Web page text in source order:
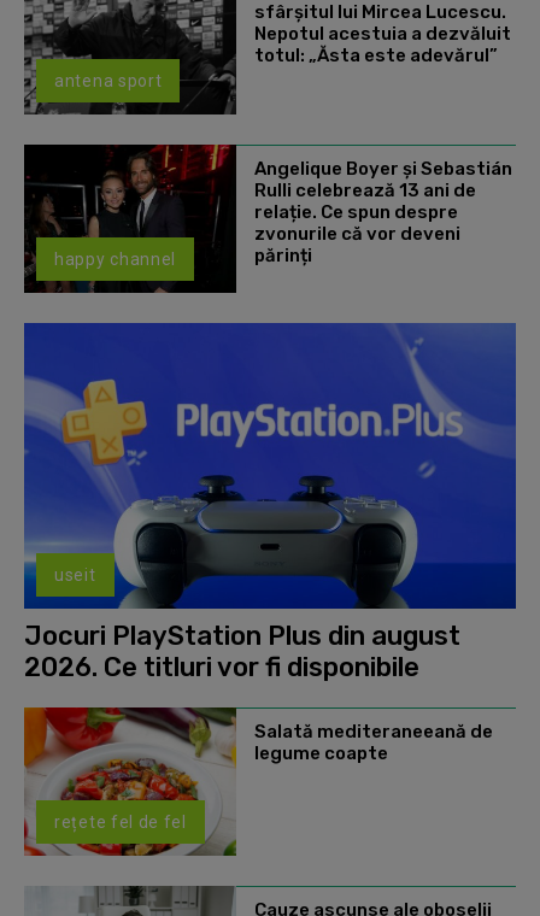
antena sport
sfârșitul lui Mircea Lucescu.
Nepotul acestuia a dezvăluit
totul: „Ăsta este adevărul”
happy channel
Angelique Boyer și Sebastián
Rulli celebrează 13 ani de
relație. Ce spun despre
zvonurile că vor deveni
părinți
useit
Jocuri PlayStation Plus din august
2026. Ce titluri vor fi disponibile
rețete fel de fel
Salată mediteraneeană de
legume coapte
Cauze ascunse ale oboselii